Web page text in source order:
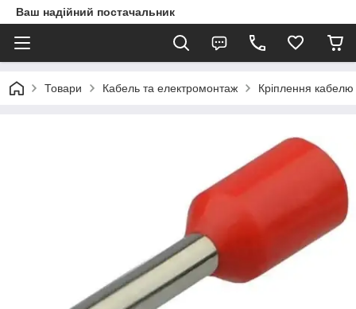
Ваш надійний постачальник
Товари Кабель та електромонтаж Кріплення кабелю